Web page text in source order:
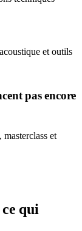
et outils
pas encore
et
qui